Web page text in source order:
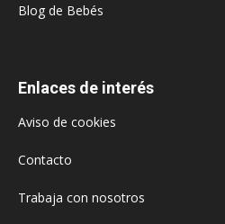
Blog de Bebés
Enlaces de interés
Aviso de cookies
Contacto
Trabaja con nosotros